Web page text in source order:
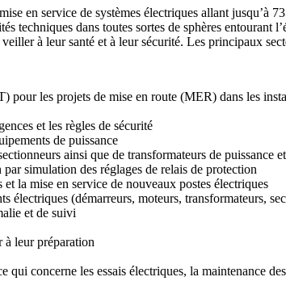
en service de systèmes électriques allant jusqu’à
techniques dans toutes sortes de sphères
à leur santé et à leur sécurité. Les principaux
pour les projets de mise en route (MER) dans les
et les règles de sécurité
de puissance
ainsi que de transformateurs de puissance
simulation des réglages de relais de protection
la mise en service de nouveaux postes électriques
électriques (démarreurs, moteurs, transformateurs,
et de suivi
à leur préparation
qui concerne les essais électriques, la maintenance